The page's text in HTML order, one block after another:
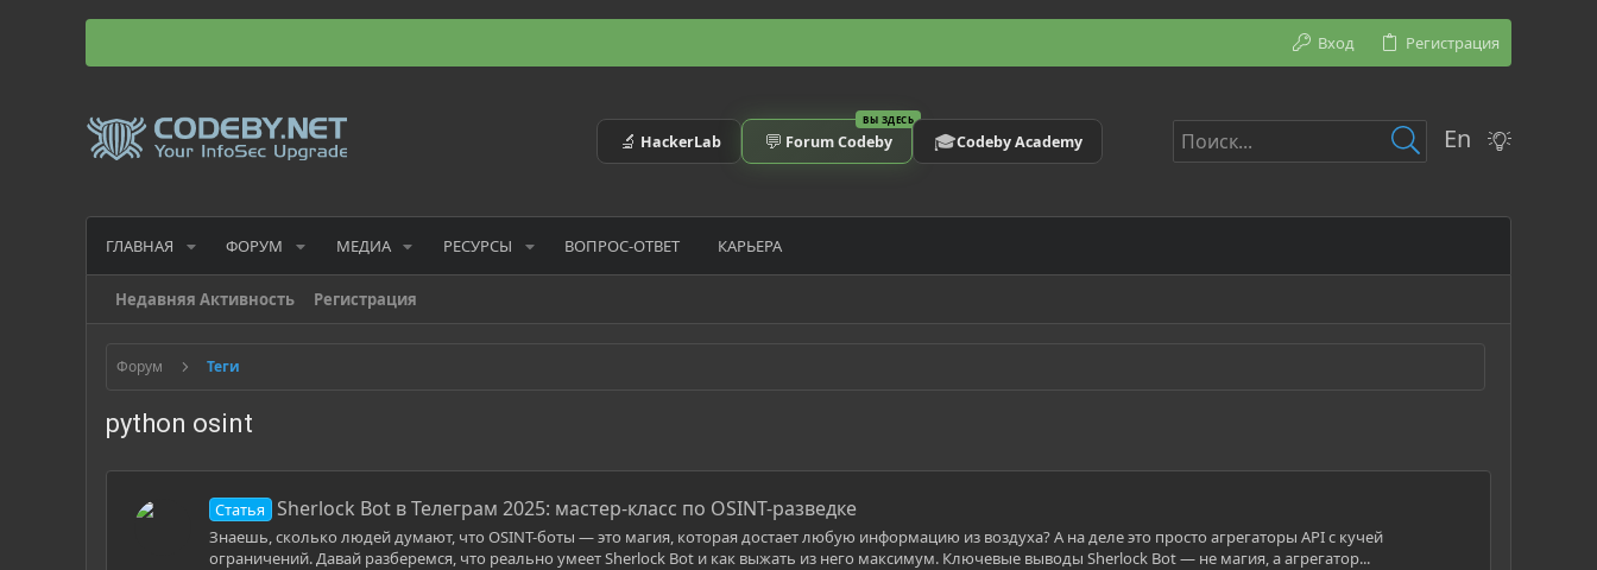
Вход Регистрация
🔬 HackerLab
ВЫ ЗДЕСЬ
💬 Forum Codeby 🎓Codeby Academy En
ГЛАВНАЯ ФОРУМ МЕДИА РЕСУРСЫ ВОПРОС-ОТВЕТ КАРЬЕРА
Недавняя Активность Регистрация
Форум Теги
python osint
Статья Sherlock Bot в Телеграм 2025: мастер-класс по OSINT-разведке
Знаешь, сколько людей думают, что OSINT-боты — это магия, которая достает любую информацию из воздуха? А на деле это просто агрегаторы API с кучей
ограничений. Давай разберемся, что реально умеет Sherlock Bot и как выжать из него максимум. Ключевые выводы Sherlock Bot — не магия, а агрегатор...